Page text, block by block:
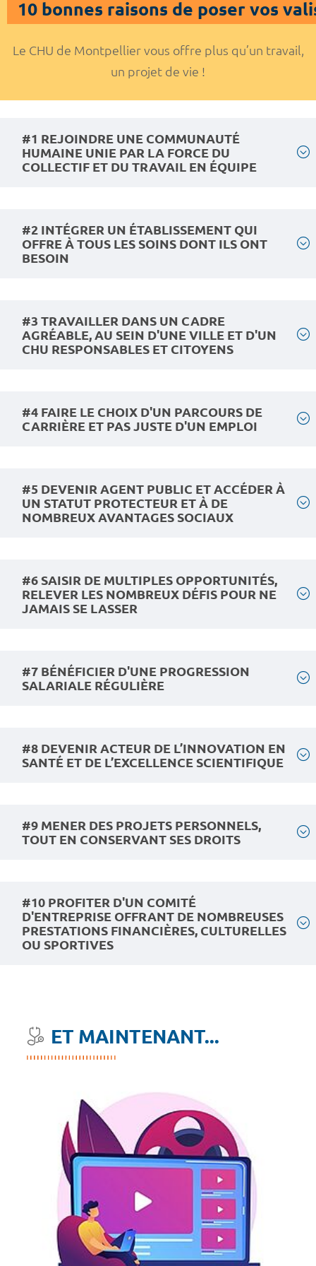
10 bonnes raisons de poser vos
Le CHU de Montpellier vous offre plus qu’un travail,
un projet de vie !
#1 REJOINDRE UNE COMMUNAUTÉ
HUMAINE UNIE PAR LA FORCE DU
COLLECTIF ET DU TRAVAIL EN ÉQUIPE
#2 INTÉGRER UN ÉTABLISSEMENT QUI
OFFRE À TOUS LES SOINS DONT ILS ONT
BESOIN
#3 TRAVAILLER DANS UN CADRE
AGRÉABLE, AU SEIN D'UNE VILLE ET D'UN
CHU RESPONSABLES ET CITOYENS
#4 FAIRE LE CHOIX D'UN PARCOURS DE
CARRIÈRE ET PAS JUSTE D'UN EMPLOI
#5 DEVENIR AGENT PUBLIC ET ACCÉDER À
UN STATUT PROTECTEUR ET À DE
NOMBREUX AVANTAGES SOCIAUX
#6 SAISIR DE MULTIPLES OPPORTUNITÉS,
RELEVER LES NOMBREUX DÉFIS POUR NE
JAMAIS SE LASSER
#7 BÉNÉFICIER D'UNE PROGRESSION
SALARIALE RÉGULIÈRE
#8 DEVENIR ACTEUR DE L’INNOVATION EN
SANTÉ ET DE L’EXCELLENCE SCIENTIFIQUE
#9 MENER DES PROJETS PERSONNELS,
TOUT EN CONSERVANT SES DROITS
#10 PROFITER D'UN COMITÉ
D'ENTREPRISE OFFRANT DE NOMBREUSES
PRESTATIONS FINANCIÈRES, CULTURELLES
OU SPORTIVES
ET MAINTENANT...